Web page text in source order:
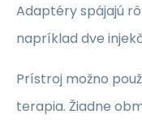
Adaptéry spájajú
napríklad dve
Prístroj možno
terapia. Žiadne